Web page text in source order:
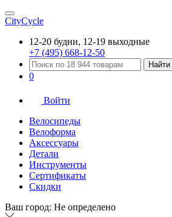
CityCycle
12-20 будни, 12-19 выходные
+7 (495) 668-12-50
Найти
0
Войти
Велосипеды
Велоформа
Аксессуары
Детали
Инструменты
Сертификаты
Скидки
Ваш город: Не определено